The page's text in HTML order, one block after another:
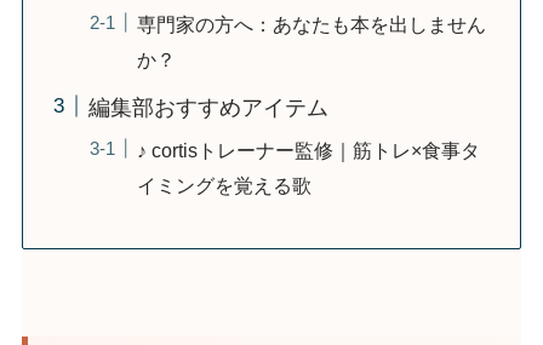
専門家の方へ：あなたも本を出しません
か？
編集部おすすめアイテム
♪ cortisトレーナー監修｜筋トレ×食事タ
イミングを覚える歌